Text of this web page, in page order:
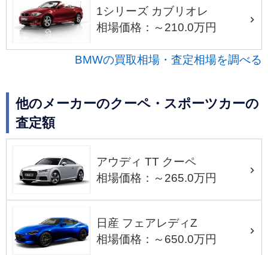
1シリーズ カブリオレ
相場価格：～210.0万円
BMWの買取相場・査定相場を調べる
他のメーカーのクーペ・スポーツカーの
査定額
アウディ TT クーペ
相場価格：～265.0万円
日産 フェアレディZ
相場価格：～650.0万円